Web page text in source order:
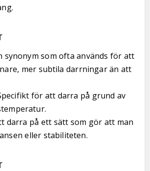
synonym som ofta används för att
mer subtila darrningar än att
för att darra på grund av
darra på ett sätt som gör att man
eller stabiliteten.